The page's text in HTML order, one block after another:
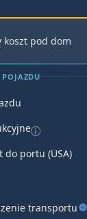
koszt pod dom
POJAZDU
do portu (USA)
transportu